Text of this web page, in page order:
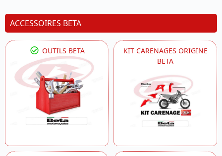
ACCESSOIRES BETA
OUTILS BETA
KIT CARENAGES ORIGINE
BETA